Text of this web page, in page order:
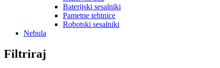
Baterijski sesalniki
Pametne tehtnice
Robotski sesalniki
Nebula
Filtriraj